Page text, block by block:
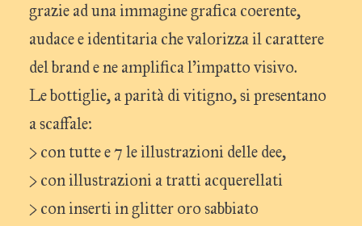
grazie ad una immagine grafica coerente,
audace e identitaria che valorizza il carattere
del brand e ne amplifica l’impatto visivo.
Le bottiglie, a parità di vitigno, si presentano
a scaffale:
> con tutte e 7 le illustrazioni delle dee,
> con illustrazioni a tratti acquerellati
> con inserti in glitter oro sabbiato